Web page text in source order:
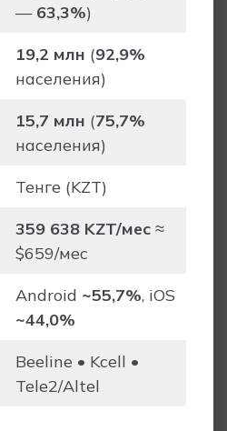
— 63,3%)
19,2 млн (92,9%
населения)
15,7 млн (75,7%
населения)
Тенге (KZT)
359 638 KZT/мес ≈
$659/мес
Android ~55,7%, iOS
~44,0%
Beeline • Kcell •
Tele2/Altel